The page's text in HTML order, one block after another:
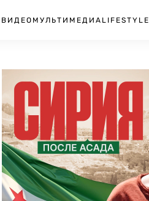
ВИДЕО МУЛЬТИМЕДИА LIFESTYLE